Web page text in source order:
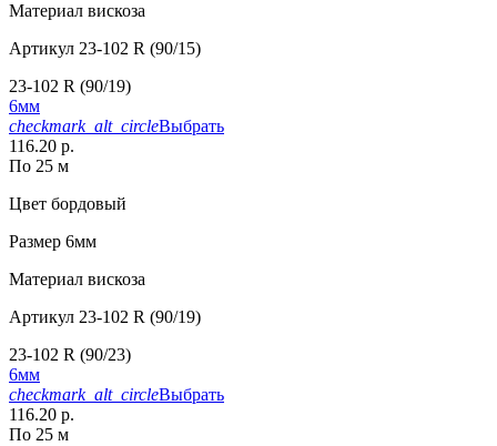
Материал вискоза
Артикул 23-102 R (90/15)
23-102 R (90/19)
6мм
checkmark_alt_circleВыбрать
116.20 р.
По 25 м
Цвет бордовый
Размер 6мм
Материал вискоза
Артикул 23-102 R (90/19)
23-102 R (90/23)
6мм
checkmark_alt_circleВыбрать
116.20 р.
По 25 м